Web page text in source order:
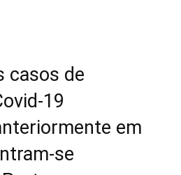
casos de
19
em
se